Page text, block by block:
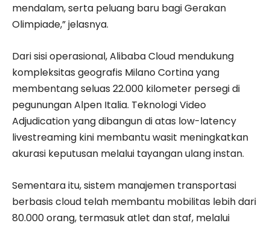
mendalam, serta peluang baru bagi Gerakan
Olimpiade,” jelasnya.
​Dari sisi operasional, Alibaba Cloud mendukung
kompleksitas geografis Milano Cortina yang
membentang seluas 22.000 kilometer persegi di
pegunungan Alpen Italia. Teknologi Video
Adjudication yang dibangun di atas low-latency
livestreaming kini membantu wasit meningkatkan
akurasi keputusan melalui tayangan ulang instan.
Sementara itu, sistem manajemen transportasi
berbasis cloud telah membantu mobilitas lebih dari
80.000 orang, termasuk atlet dan staf, melalui